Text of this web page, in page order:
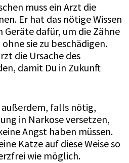
muss ein Arzt die
Er hat das nötige Wissen
dafür, um die Zähne
sie zu beschädigen.
die Ursache des
damit Du in Zukunft
falls nötig,
in Narkose versetzen,
Angst haben müssen.
Katze auf diese Weise so
wie möglich.